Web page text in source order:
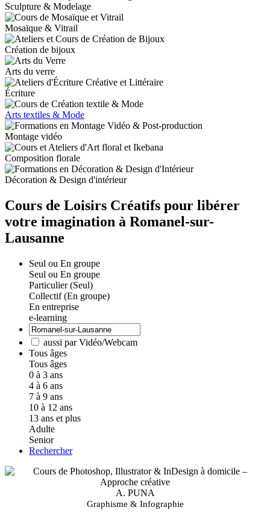
Sculpture & Modelage
Mosaïque & Vitrail
Création de bijoux
Arts du verre
Écriture
Arts textiles & Mode
Montage vidéo
Composition florale
Décoration & Design d'intérieur
Cours de Loisirs Créatifs pour libérer
votre imagination à Romanel-sur-
Lausanne
Seul ou En groupe
Seul ou En groupe
Particulier (Seul)
Collectif (En groupe)
En entreprise
e-learning
aussi par Vidéo/Webcam
Tous âges
Tous âges
0 à 3 ans
4 à 6 ans
7 à 9 ans
10 à 12 ans
13 ans et plus
Adulte
Senior
Rechercher
A. PUNA
Graphisme & Infographie